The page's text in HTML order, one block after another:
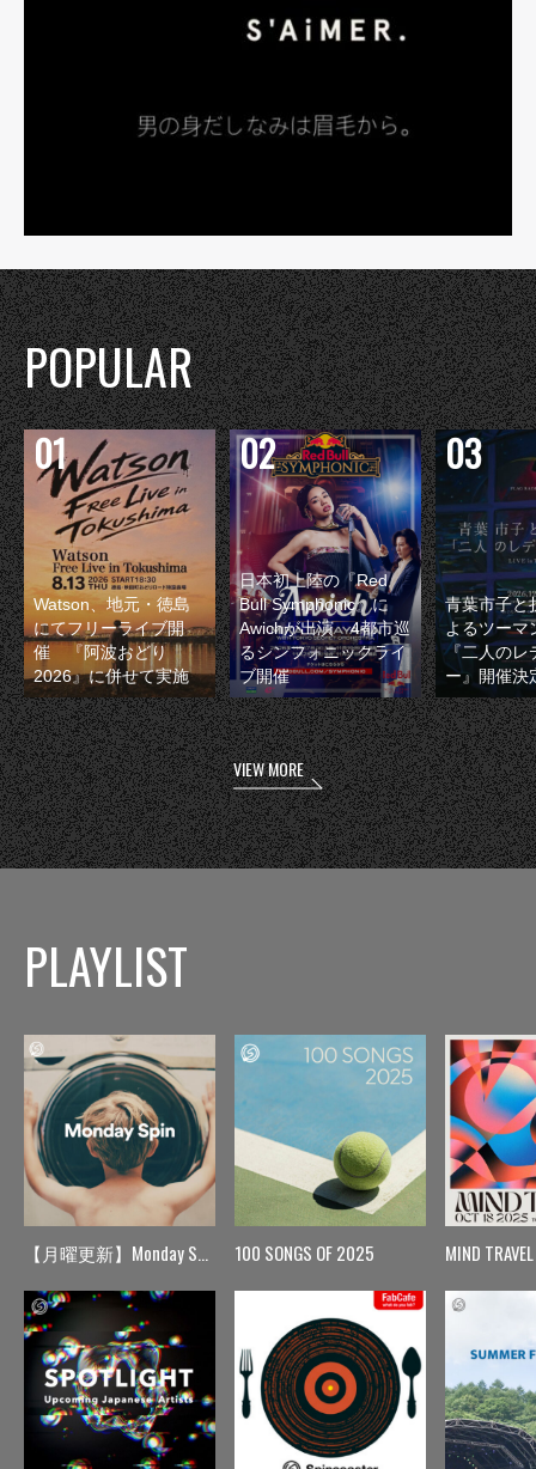
POPULAR
Watson、地元・徳島
にてフリーライブ開
催 『阿波おどり
2026』に併せて実施
日本初上陸の『Red
Bull Symphonic』に
Awichが出演 4都市巡
るシンフォニックライ
ブ開催
青葉市子と
よるツーマ
『二人のレ
ー』開催決
VIEW MORE
PLAYLIST
【月曜更新】Monday Spin 100 SONGS OF 2025 MIND TRAVEL